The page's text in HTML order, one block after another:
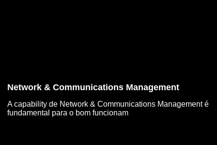
Network & Communications Management
A capability de Network & Communications Management é
fundamental para o bom funcionam